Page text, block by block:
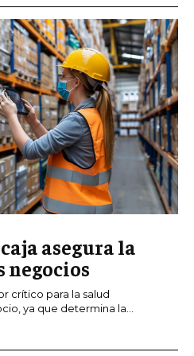
asegura la
negocios
crítico para la salud
ya que determina la...